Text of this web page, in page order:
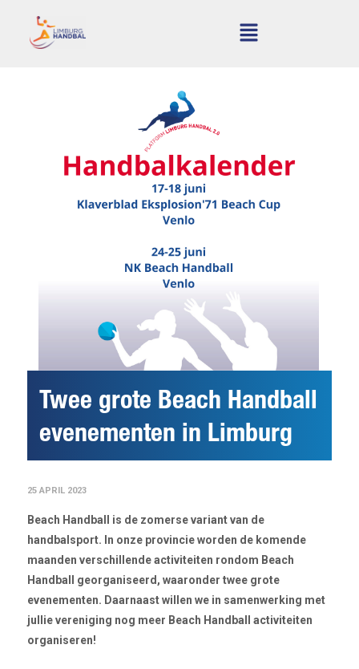
Twee grote Beach Handball
evenementen in Limburg
25 APRIL 2023
Beach Handball is de zomerse variant van de
handbalsport. In onze provincie worden de komende
maanden verschillende activiteiten rondom Beach
Handball georganiseerd, waaronder twee grote
evenementen. Daarnaast willen we in samenwerking met
jullie vereniging nog meer Beach Handball activiteiten
organiseren!